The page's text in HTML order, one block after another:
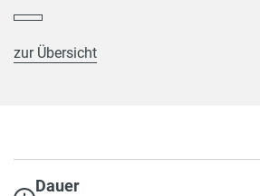
zur Übersicht
Dauer